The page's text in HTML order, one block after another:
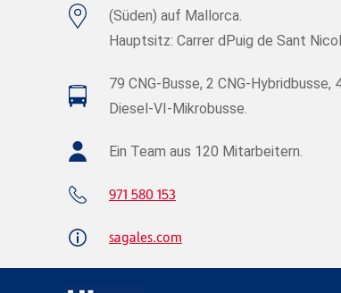
(Süden) auf Mallorca.
Hauptsitz: Carrer dPuig de Sant
79 CNG-Busse, 2 CNG-
Diesel-VI-Mikrobusse.
Ein Team aus 120 Mitarbeitern.
971 580 153
sagales.com